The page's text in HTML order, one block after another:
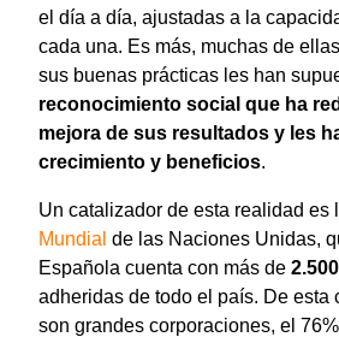
el día a día, ajustadas a la
cada una. Es más, muchas de
sus buenas prácticas les han
reconocimiento social que ha
mejora de sus resultados y les
crecimiento y beneficios.
Un catalizador de esta realidad es
Mundial de las Naciones Unidas,
Española cuenta con más de
adheridas de todo el país. De esta
son grandes corporaciones, el